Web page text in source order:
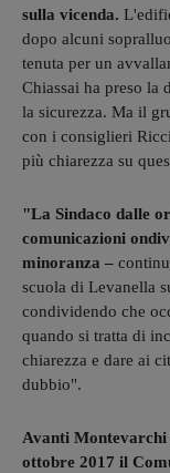
sulla vicenda.
dopo alcuni
tenuta per un
Chiassai ha preso la
la sicurezza. Ma il
con i consiglieri
più chiarezza su
"La Sindaco dalle
comunicazioni
minoranza –
scuola di Levanella
condividendo che
quando si tratta di
chiarezza e dare ai
dubbio".
Avanti
ottobre 2017 il